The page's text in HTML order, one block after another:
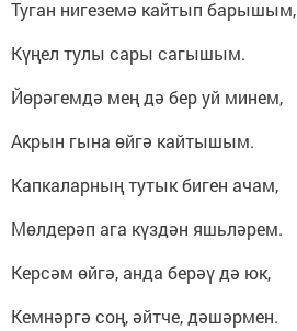
Туган нигеземә кайтып барышым,
Күңел тулы сары сагышым.
Йөрәгемдә мең дә бер уй минем,
Акрын гына өйгә кайтышым.
Капкаларның тутык биген ачам,
Мөлдерәп ага күздән яшьләрем.
Керсәм өйгә, анда берәү дә юк,
Кемнәргә соң, әйтче, дәшәрмен.